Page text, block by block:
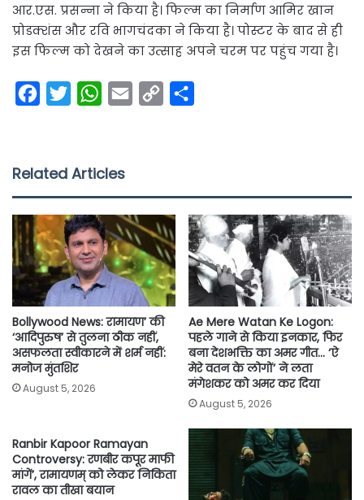
आर.एस. प्रसन्ना ने किया है। फिल्म का निर्माण आमिर खान
प्रोडक्शंस और रवि भागचंदका ने किया है। पोस्टर के बाद से ही
इस फिल्म को देखने का उत्साह अपने चरम पर पहुंच गया है।
e
o
o
k
t
e
r
W
t
A
p
p
i
n
k
Related Articles
Bollywood News: रामायण’ की
‘आदिपुरुष’ से तुलना ठीक नहीं,
असफलता स्वीकारने में शर्म नहीं:
मनोज मुंतशिर
August 5, 2026
Ae Mere Watan Ke Logon:
पहले गाने से किया इनकार, फिर
बना देशभक्ति का अमर गीत… ‘ऐ
मेरे वतन के लोगों’ ने लता
मंगेशकर को अमर कर दिया
August 5, 2026
Ranbir Kapoor Ramayan
Controversy: रणबीर कपूर माफी
मांगें’, रामायणम् को लेकर निकिता
रावल का तीखा बयान